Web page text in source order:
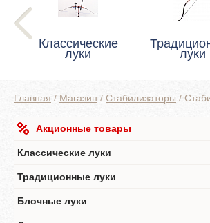
Классические
луки луки
Главная / Магазин / Стабилизаторы /
Акционные товары
Классические луки
Традиционные луки
Блочные луки